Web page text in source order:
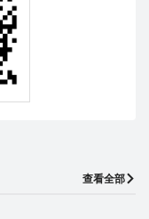
查看全部